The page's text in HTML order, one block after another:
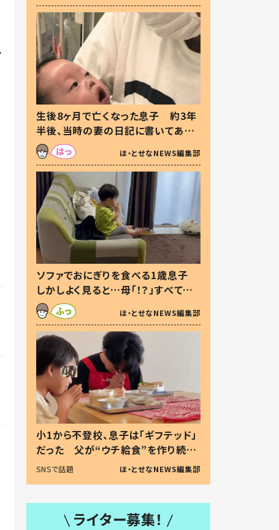
生後8ヶ月で亡くなった息子 約3年
半後、当時の妻の日記に書いてあっ
た本音とは
ほ・とせなNEWS編集部
ソファでおにぎりを食べる1歳息子
しかしよく見ると…母「！？」すべてを
察した母の投稿に「可愛いから許
す！」「現行犯〜」
ほ・とせなNEWS編集部
小1から不登校、息子は「ギフテッド」
だった 父が“ウチ給食”を作り続け
る理由とは #令和の親 #令和の子
SNSで話題 ほ・とせなNEWS編集部
ライター募集！